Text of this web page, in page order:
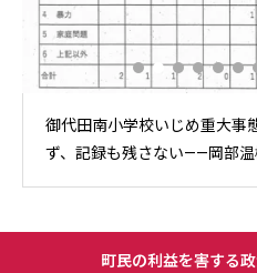
御代田南小学校いじめ重大事
のウソ——岡部温樹校長の「
町民の利益を害する